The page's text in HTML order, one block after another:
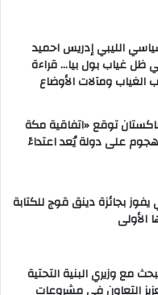
الليبي إدريس احميد
ظل غياب بول بيا… قراءة
ومآلات الأوضاع
توقع «اتفاقية مكة
على دولة يُعد اعتداءً
بجائزة دينق قوج للكتابة
الأولى
مع وزيري البنية التحتية